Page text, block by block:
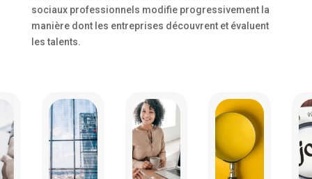
sociaux professionnels modifie progressivement la
manière dont les entreprises découvrent et évaluent
les talents.